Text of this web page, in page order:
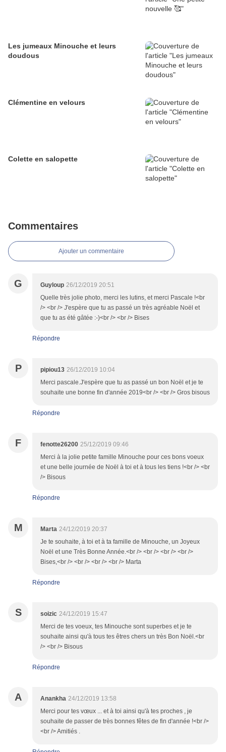
Les jumeaux Minouche et leurs
doudous
Clémentine en velours
Colette en salopette
Commentaires
Ajouter un commentaire
G Guyloup 26/12/2019 20:51
Quelle très jolie photo, merci les lutins, et merci Pascale !<br
/> <br /> J'espère que tu as passé un très agréable Noël et
que tu as été gâtée :-)<br /> <br /> Bises
Répondre
P pipiou13 26/12/2019 10:04
Merci pascale.J'espère que tu as passé un bon Noël et je te
souhaite une bonne fin d'année 2019<br /> <br /> Gros bisous
Répondre
F fenotte26200 25/12/2019 09:46
Merci à la jolie petite famille Minouche pour ces bons voeux
et une belle journée de Noël à toi et à tous les tiens !<br /> <br
/> Bisous
Répondre
M Marta 24/12/2019 20:37
Je te souhaite, à toi et à ta famille de Minouche, un Joyeux
Noël et une Très Bonne Année.<br /> <br /> <br /> <br />
Bises,<br /> <br /> <br /> <br /> Marta
Répondre
S soizic 24/12/2019 15:47
Merci de tes voeux, tes Minouche sont superbes et je te
souhaite ainsi qu'à tous tes êtres chers un très Bon Noël.<br
/> <br /> Bisous
Répondre
A Anankha 24/12/2019 13:58
Merci pour tes vœux ... et à toi ainsi qu'à tes proches , je
souhaite de passer de très bonnes fêtes de fin d'année !<br />
<br /> Amitiés .